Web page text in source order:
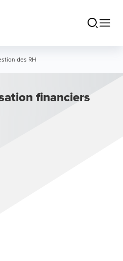
des RH
financiers